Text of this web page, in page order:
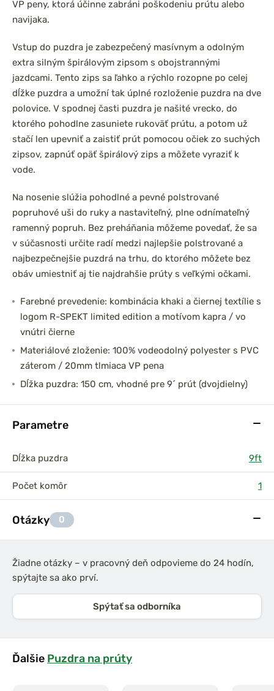
VP peny, ktorá účinne zabráni poškodeniu prútu alebo
navijaka.
Vstup do puzdra je zabezpečený masívnym a odolným
extra silným špirálovým zipsom s obojstrannými
jazdcami. Tento zips sa ľahko a rýchlo rozopne po celej
dĺžke puzdra a umožní tak úplné rozloženie puzdra na dve
polovice. V spodnej časti puzdra je našité vrecko, do
ktorého pohodlne zasuniete rukoväť prútu, a potom už
stačí len upevniť a zaistiť prút pomocou očiek zo suchých
zipsov, zapnúť opäť špirálový zips a môžete vyraziť k
vode.
Na nosenie slúžia pohodlné a pevné polstrované
popruhové uši do ruky a nastaviteľný, plne odnímateľný
ramenný popruh. Bez preháňania môžeme povedať, že sa
v súčasnosti určite radí medzi najlepšie polstrované a
najbezpečnejšie puzdrá na trhu, do ktorého môžete bez
obáv umiestniť aj tie najdrahšie prúty s veľkými očkami.
Farebné prevedenie: kombinácia khaki a čiernej textílie s
logom R-SPEKT limited edition a motívom kapra / vo
vnútri čierne
Materiálové zloženie: 100% vodeodolný polyester s PVC
záterom / 20mm tlmiaca VP pena
Dĺžka puzdra: 150 cm, vhodné pre 9´ prút (dvojdielny)
Parametre
Dĺžka puzdra 9ft
Počet komôr 1
Otázky 0
Žiadne otázky – v pracovný deň odpovieme do 24 hodín,
spýtajte sa ako prví.
Spýtať sa odborníka
Ďalšie Puzdra na prúty